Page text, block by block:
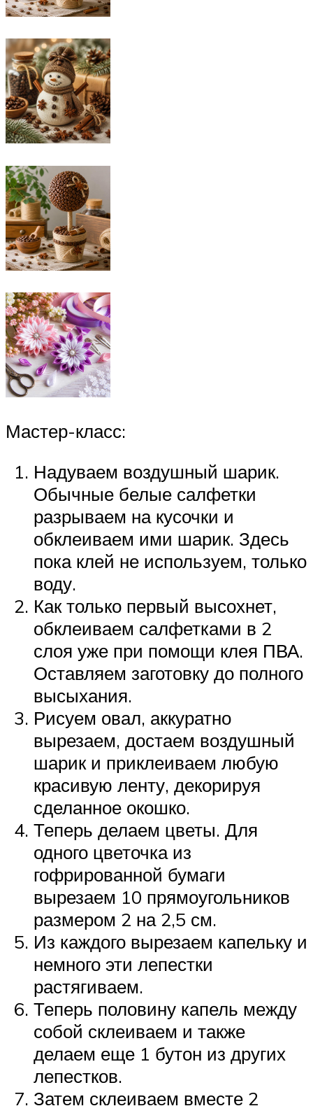
Мастер-класс:
Надуваем воздушный шарик.
Обычные белые салфетки
разрываем на кусочки и
обклеиваем ими шарик. Здесь
пока клей не используем, только
воду.
Как только первый высохнет,
обклеиваем салфетками в 2
слоя уже при помощи клея ПВА.
Оставляем заготовку до полного
высыхания.
Рисуем овал, аккуратно
вырезаем, достаем воздушный
шарик и приклеиваем любую
красивую ленту, декорируя
сделанное окошко.
Теперь делаем цветы. Для
одного цветочка из
гофрированной бумаги
вырезаем 10 прямоугольников
размером 2 на 2,5 см.
Из каждого вырезаем капельку и
немного эти лепестки
растягиваем.
Теперь половину капель между
собой склеиваем и также
делаем еще 1 бутон из других
лепестков.
Затем склеиваем вместе 2